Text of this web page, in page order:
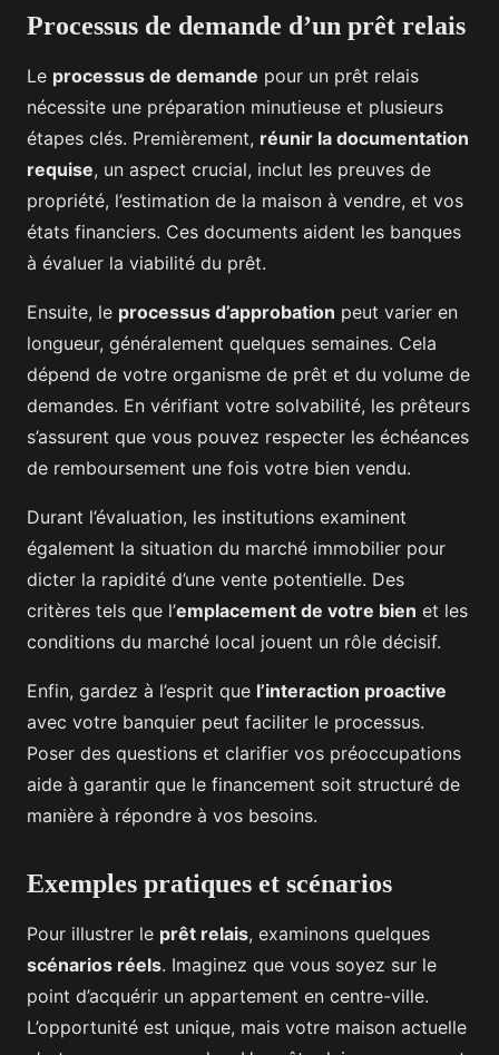
Processus de demande d’un prêt relais
Le processus de demande pour un prêt relais
nécessite une préparation minutieuse et plusieurs
étapes clés. Premièrement, réunir la documentation
requise, un aspect crucial, inclut les preuves de
propriété, l’estimation de la maison à vendre, et vos
états financiers. Ces documents aident les banques
à évaluer la viabilité du prêt.
Ensuite, le processus d’approbation peut varier en
longueur, généralement quelques semaines. Cela
dépend de votre organisme de prêt et du volume de
demandes. En vérifiant votre solvabilité, les prêteurs
s’assurent que vous pouvez respecter les échéances
de remboursement une fois votre bien vendu.
Durant l’évaluation, les institutions examinent
également la situation du marché immobilier pour
dicter la rapidité d’une vente potentielle. Des
critères tels que l’emplacement de votre bien et les
conditions du marché local jouent un rôle décisif.
Enfin, gardez à l’esprit que l’interaction proactive
avec votre banquier peut faciliter le processus.
Poser des questions et clarifier vos préoccupations
aide à garantir que le financement soit structuré de
manière à répondre à vos besoins.
Exemples pratiques et scénarios
Pour illustrer le prêt relais, examinons quelques
scénarios réels. Imaginez que vous soyez sur le
point d’acquérir un appartement en centre-ville.
L’opportunité est unique, mais votre maison actuelle